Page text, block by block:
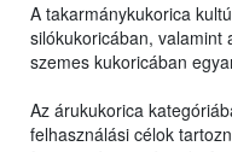
A takarmánykukorica
silókukoricában, valamint
szemes kukoricában
Az árukukorica
felhasználási célok